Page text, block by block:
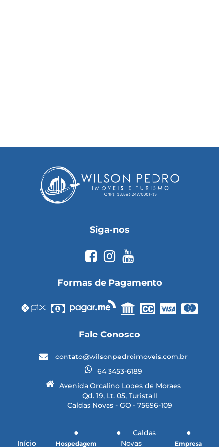
Siga-nos
Formas de Pagamento
Fale Conosco
contato@wilsonpedroimoveis.com.br
64 3453-6189
Avenida Orcalino Lopes de Moraes
Qd. 19, Lt. 05, Turista II
Caldas Novas - GO - 75696-109
Início Hospedagem
Caldas
Novas
Empresa